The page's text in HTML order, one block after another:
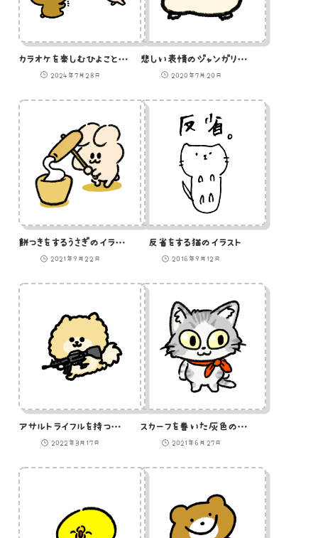
カラオケを楽しむひよことうさぎと熊
2024年7月28日
悲しい表情のジャンガリアンハムスターのイラスト
2020年7月20日
餅つきをするうさぎのイラスト
2021年9月22日
反省をする猫のイラスト
2016年9月12日
アサルトライフルを持つポメラニアンのイラスト
2022年3月17日
スカーフを巻いた灰色の猫のイラスト
2021年6月27日